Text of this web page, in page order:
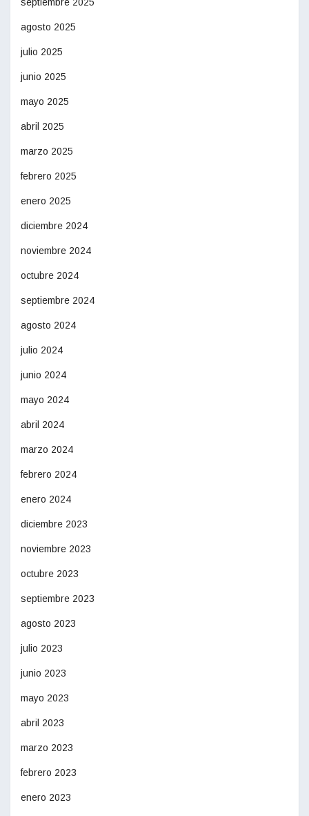
septiembre 2025
agosto 2025
julio 2025
junio 2025
mayo 2025
abril 2025
marzo 2025
febrero 2025
enero 2025
diciembre 2024
noviembre 2024
octubre 2024
septiembre 2024
agosto 2024
julio 2024
junio 2024
mayo 2024
abril 2024
marzo 2024
febrero 2024
enero 2024
diciembre 2023
noviembre 2023
octubre 2023
septiembre 2023
agosto 2023
julio 2023
junio 2023
mayo 2023
abril 2023
marzo 2023
febrero 2023
enero 2023